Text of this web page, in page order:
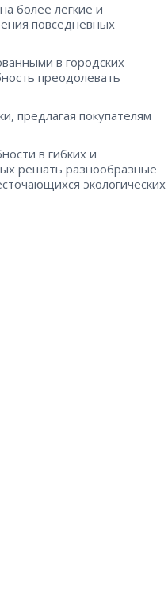
более легкие и
повседневных
в городских
преодолевать
предлагая покупателям
в гибких и
решать разнообразные
экологических